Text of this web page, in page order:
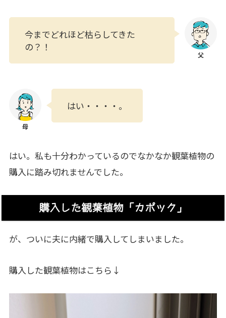
今までどれほど枯らしてきた
の？！
はい・・・・。
はい。私も十分わかっているのでなかなか観葉植物の
購入に踏み切れませんでした。
購入した観葉植物「カポック」
が、ついに夫に内緒で購入してしまいました。
購入した観葉植物はこちら↓